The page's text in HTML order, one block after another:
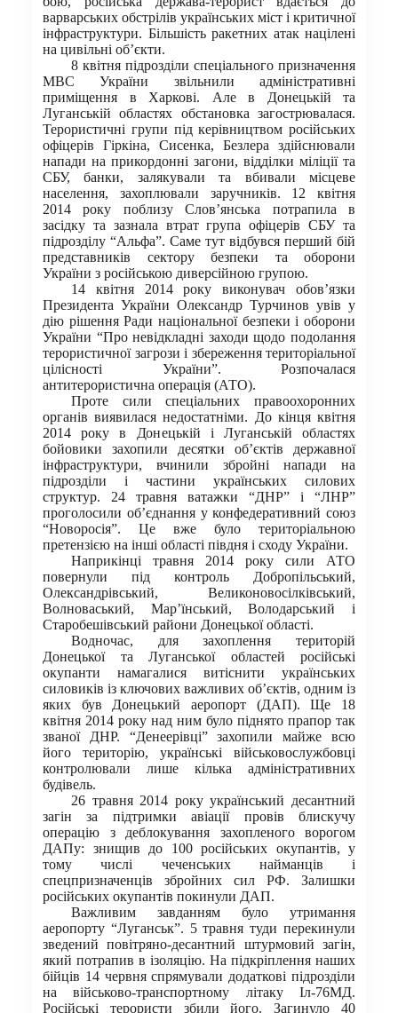
варварських обстрілів українських міст і критичної
інфраструктури. Більшість ракетних атак націлені
на цивільні об’єкти.
8 квітня підрозділи спеціального призначення
МВС України звільнили адміністративні
приміщення в Харкові. Але в Донецькій та
Луганській областях обстановка загострювалася.
Терористичні групи під керівництвом російських
офіцерів Гіркіна, Сисенка, Безлера здійснювали
напади на прикордонні загони, відділки міліції та
СБУ, банки, залякували та вбивали місцеве
населення, захоплювали заручників. 12 квітня
2014 року поблизу Слов’янська потрапила в
засідку та зазнала втрат група офіцерів СБУ та
підрозділу “Альфа”. Саме тут відбувся перший бій
представників сектору безпеки та оборони
України з російською диверсійною групою.
14 квітня 2014 року виконувач обов’язки
Президента України Олександр Турчинов увів у
дію рішення Ради національної безпеки і оборони
України “Про невідкладні заходи щодо подолання
терористичної загрози і збереження територіальної
цілісності України”. Розпочалася
антитерористична операція (АТО).
Проте сили спеціальних правоохоронних
органів виявилася недостатніми. До кінця квітня
2014 року в Донецькій і Луганській областях
бойовики захопили десятки об’єктів державної
інфраструктури, вчинили збройні напади на
підрозділи і частини українських силових
структур. 24 травня ватажки “ДНР” і “ЛНР”
проголосили об’єднання у конфедеративний союз
“Новоросія”. Це вже було територіальною
претензією на інші області півдня і сходу України.
Наприкінці травня 2014 року сили АТО
повернули під контроль Добропільський,
Олександрівський, Великоновосілківський,
Волноваський, Мар’їнський, Володарський і
Старобешівський райони Донецької області.
Водночас, для захоплення територій
Донецької та Луганської областей російські
окупанти намагалися витіснити українських
силовиків із ключових важливих об’єктів, одним із
яких був Донецький аеропорт (ДАП). Ще 18
квітня 2014 року над ним було піднято прапор так
званої ДНР. “Денеерівці” захопили майже всю
його територію, українські військовослужбовці
контролювали лише кілька адміністративних
будівель.
26 травня 2014 року український десантний
загін за підтримки авіації провів блискучу
операцію з деблокування захопленого ворогом
ДАПу: знищив до 100 російських окупантів, у
тому числі чеченських найманців і
спецпризначенців збройних сил РФ. Залишки
російських окупантів покинули ДАП.
Важливим завданням було утримання
аеропорту “Луганськ”. 5 травня туди перекинули
зведений повітряно-десантний штурмовий загін,
який потрапив в ізоляцію. На підкріплення наших
бійців 14 червня спрямували додаткові підрозділи
на військово-транспортному літаку Іл-76МД.
Російські терористи збили його. Загинуло 40